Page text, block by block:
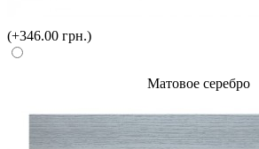
(+346.00 грн.)
Матовое серебро